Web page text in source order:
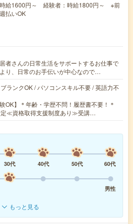
給1600円～ 経験者：時給1800円～ ※前
払いOK
者さんの日常生活をサポートするお仕事で
り、日常のお手伝いが中心なので…
ランクOK / パソコンスキル不要 / 英語力不
OK】＊年齢・学歴不問！履歴書不要！＊
定≪資格取得支援制度あり≫受講…
30代 40代 50代
60代
男性
もっと見る